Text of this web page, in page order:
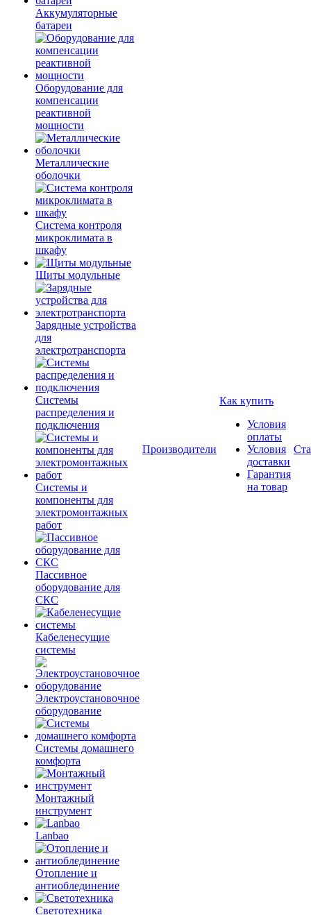
Аккумуляторные
батареи
Оборудование для
компенсации
реактивной
мощности
Металлические
оболочки
Система контроля
микроклимата в
шкафу
Щиты модульные
Зарядные устройства
для
электротранспорта
Системы
распределения и
подключения
Системы и
компоненты для
электромонтажных
работ
Пассивное
оборудование для
СКС
Кабеленесущие
системы
Электроустановочное
оборудование
Системы домашнего
комфорта
Монтажный
инструмент
Lanbao
Отопление и
антиоблединение
Светотехника
Производители
Как купить
Условия
оплаты
Условия
доставки
Гарантия
на товар